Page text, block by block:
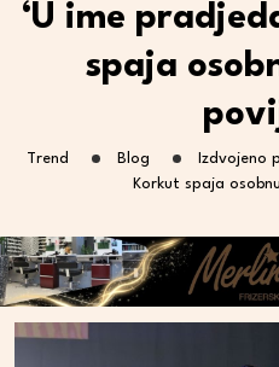
‘U ime
spaja
Trend Blog Izdvojeno
Korkut spaja